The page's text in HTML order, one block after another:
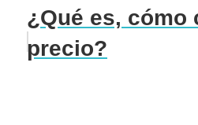
¿Qué es, cómo
precio?